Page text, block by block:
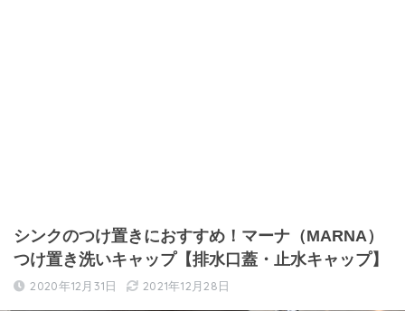
シンクのつけ置きにおすすめ！マーナ（MARNA）
つけ置き洗いキャップ【排水口蓋・止水キャップ】
2020年12月31日 2021年12月28日